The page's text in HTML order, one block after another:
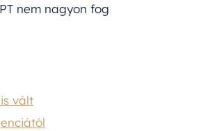
nem nagyon fog
vált